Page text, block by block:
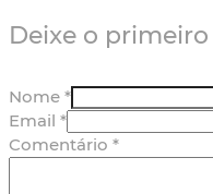
Deixe o
Nome *
Email *
Comentário *